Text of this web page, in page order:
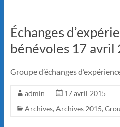
Échanges
bénévoles 17 avril
Groupe d’échanges
admin
17 avril 2015
Archives, Archives 2015,